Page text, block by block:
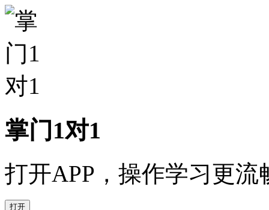
掌门1对1
打开APP，操作学习更流
打开